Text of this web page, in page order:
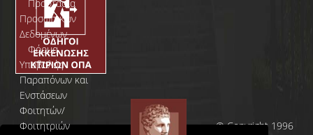
Προστασία
Προσωπικών
Δεδομένων
Φόρμα
Yποβολής
Παραπόνων και
Ενστάσεων
Φοιτητών/
Φοιτητριών
© Copyright 1996